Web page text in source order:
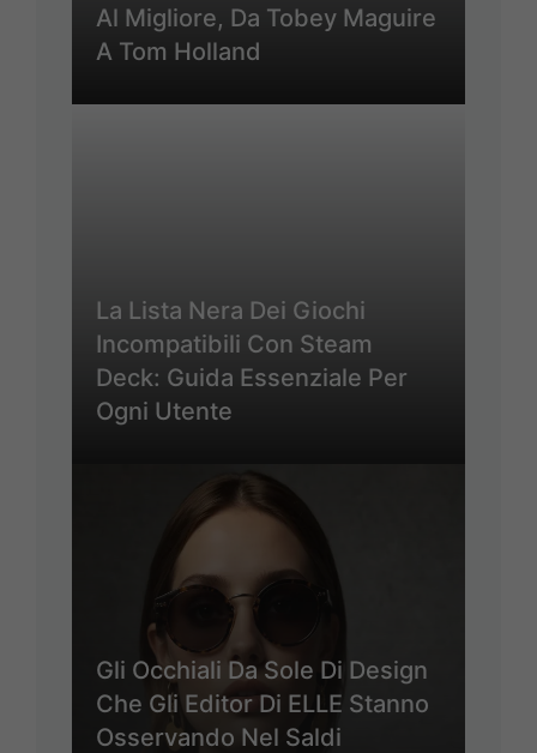
Al Migliore, Da Tobey Maguire
A Tom Holland
La Lista Nera Dei Giochi
Incompatibili Con Steam
Deck: Guida Essenziale Per
Ogni Utente
Gli Occhiali Da Sole Di Design
Che Gli Editor Di ELLE Stanno
Osservando Nel Saldi